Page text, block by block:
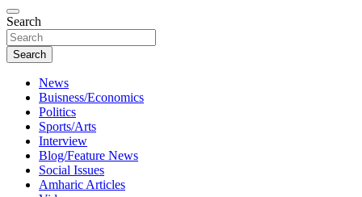
Fidel Post
Search
Search
News
Buisness/Economics
Politics
Sports/Arts
Interview
Blog/Feature News
Social Issues
Amharic Articles